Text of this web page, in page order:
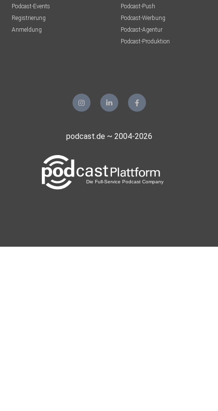
Podcast-Events
Registrierung
Anmeldung
Podcast-Push
Podcast-Werbung
Podcast-Agentur
Podcast-Produktion
podcast.de ~ 2004-2026